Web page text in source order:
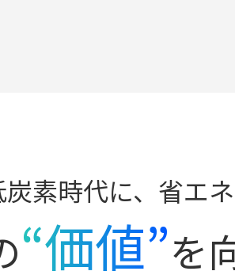
素時代に、省エ
“価値”を